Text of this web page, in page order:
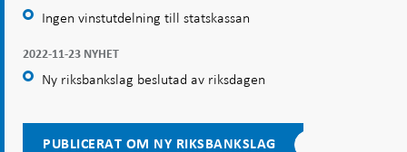
Ingen vinstutdelning till statskassan
2022-11-23 NYHET
Ny riksbankslag beslutad av riksdagen
PUBLICERAT OM NY RIKSBANKSLAG